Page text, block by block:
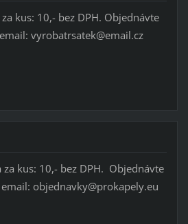
za kus: 10,- bez DPH. Objednávte
vyrobatrsatek@email.cz
za kus: 10,- bez DPH. Objednávte
objednavky@prokapely.eu